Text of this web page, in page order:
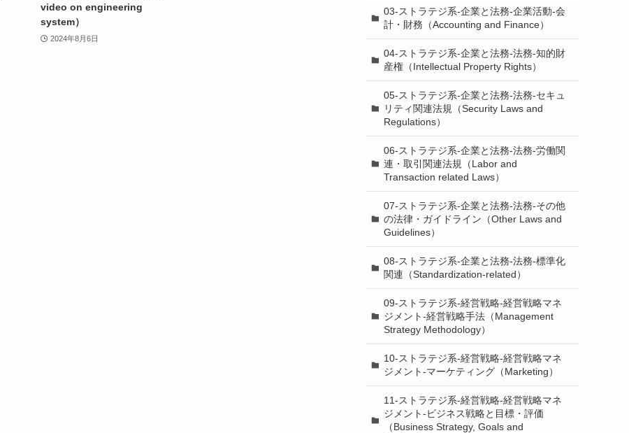
video on engineering
system）
2024年8月6日
03-ストラテジ系-企業と法務-企業活動-会
計・財務（Accounting and Finance）
04-ストラテジ系-企業と法務-法務-知的財
産権（Intellectual Property Rights）
05-ストラテジ系-企業と法務-法務-セキュ
リティ関連法規（Security Laws and
Regulations）
06-ストラテジ系-企業と法務-法務-労働関
連・取引関連法規（Labor and
Transaction related Laws）
07-ストラテジ系-企業と法務-法務-その他
の法律・ガイドライン（Other Laws and
Guidelines）
08-ストラテジ系-企業と法務-法務-標準化
関連（Standardization-related）
09-ストラテジ系-経営戦略-経営戦略マネ
ジメント-経営戦略手法（Management
Strategy Methodology）
10-ストラテジ系-経営戦略-経営戦略マネ
ジメント-マーケティング（Marketing）
11-ストラテジ系-経営戦略-経営戦略マネ
ジメント-ビジネス戦略と目標・評価
（Business Strategy, Goals and